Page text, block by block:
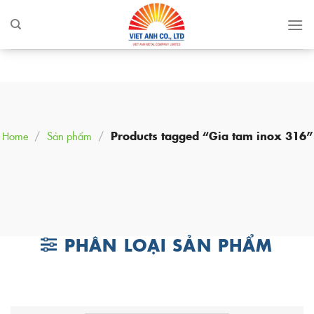
Home / Sản phẩm / Products tagged “Gia tam inox 316”
PHÂN LOẠI SẢN PHẨM